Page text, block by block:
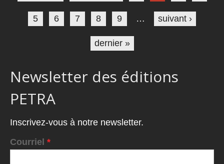
5 6 7 8 9 … suivant ›
dernier »
Newsletter des éditions
PETRA
Inscrivez-vous à notre newsletter.
Courriel *